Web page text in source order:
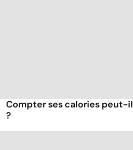
Compter ses calories peut-
?